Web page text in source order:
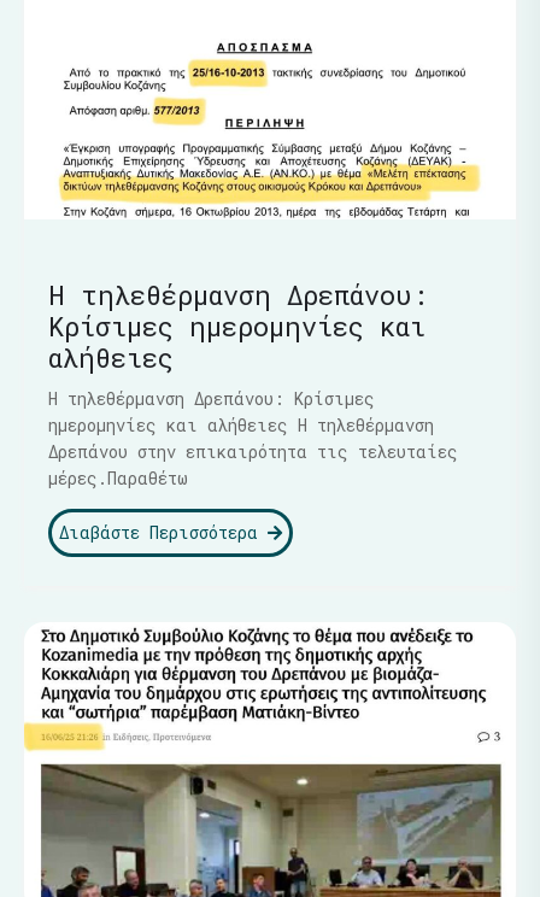
Η τηλεθέρμανση Δρεπάνου:
Κρίσιμες ημερομηνίες και
αλήθειες
Η τηλεθέρμανση Δρεπάνου: Κρίσιμες
ημερομηνίες και αλήθειες Η τηλεθέρμανση
Δρεπάνου στην επικαιρότητα τις τελευταίες
μέρες.Παραθέτω
Διαβάστε Περισσότερα